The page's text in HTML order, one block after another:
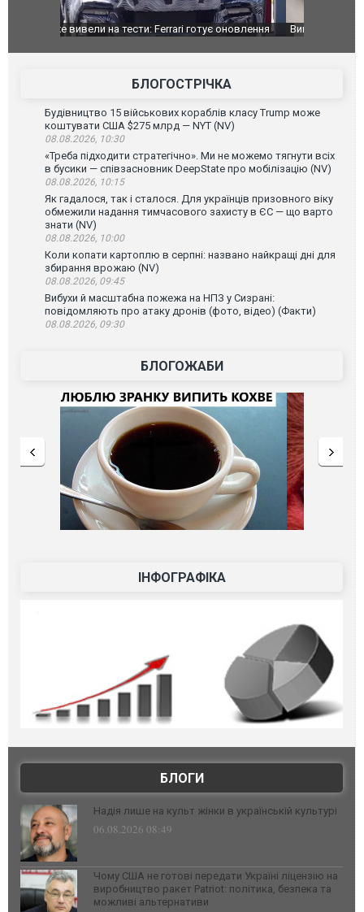
Вийшов трейлер нової екранізації легендарного
БЛОГОСТРІЧКА
Будівництво 15 військових кораблів класу Trump може
коштувати США $275 млрд — NYT (NV)
08.08.2026, 10:30
«Треба підходити стратегічно». Ми не можемо тягнути всіх
в бусики — співзасновник DeepState про мобілізацію (NV)
08.08.2026, 10:15
Як гадалося, так і сталося. Для українців призовного віку
обмежили надання тимчасового захисту в ЄС — що варто
знати (NV)
08.08.2026, 10:00
Коли копати картоплю в серпні: названо найкращі дні для
збирання врожаю (NV)
08.08.2026, 09:45
Вибухи й масштабна пожежа на НПЗ у Сизрані:
повідомляють про атаку дронів (фото, відео) (Факти)
08.08.2026, 09:30
БЛОГОЖАБИ
ІНФОГРАФІКА
БЛОГИ
Надія лише на культ жінки в українській культурі
06.08.2026 08:49
Чому США не готові передати Україні ліцензію на
виробництво ракет Patriot: політика, безпека та
можливі альтернативи